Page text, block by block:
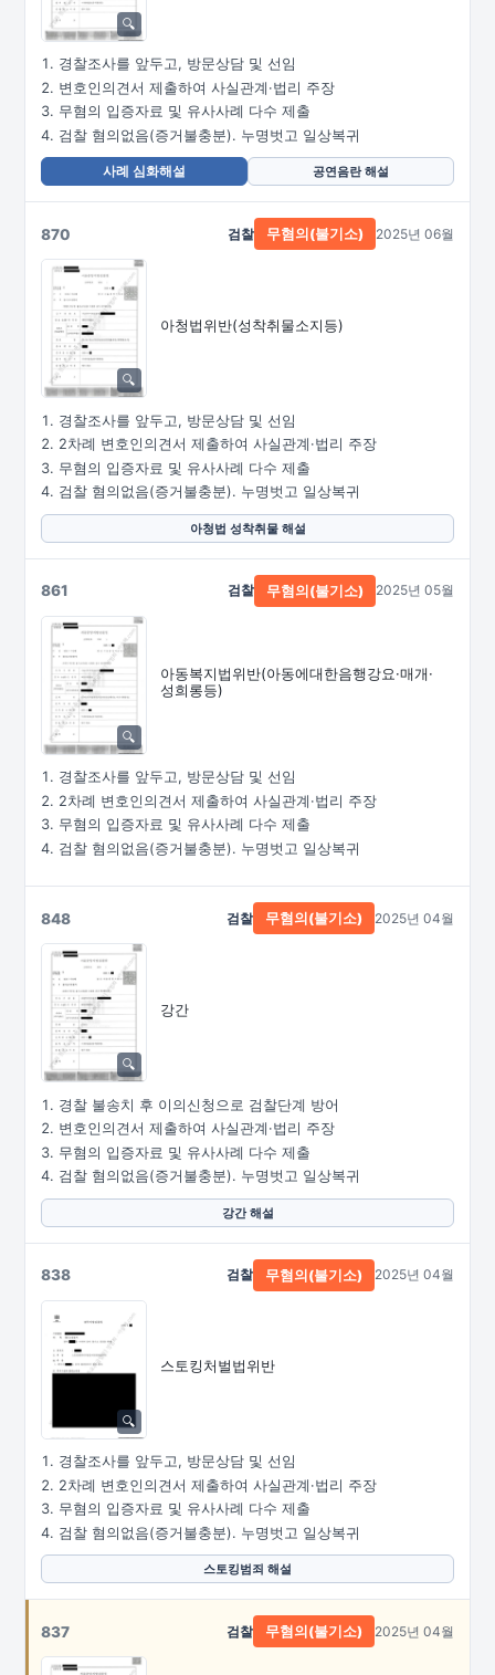
경찰조사를 앞두고, 방문상담 및 선임
변호인의견서 제출하여 사실관계·법리 주장
무혐의 입증자료 및 유사사례 다수 제출
검찰 혐의없음(증거불충분). 누명벗고 일상복귀
사례 심화해설 공연음란 해설
870
아청법위반(성착취물소지등)
검찰 무혐의(불기소) 2025년 06월
경찰조사를 앞두고, 방문상담 및 선임
2차례 변호인의견서 제출하여 사실관계·법리 주장
무혐의 입증자료 및 유사사례 다수 제출
검찰 혐의없음(증거불충분). 누명벗고 일상복귀
아청법 성착취물 해설
861
아동복지법위반(아동에대한음행강요·매개·
성희롱등)
검찰 무혐의(불기소) 2025년 05월
경찰조사를 앞두고, 방문상담 및 선임
2차례 변호인의견서 제출하여 사실관계·법리 주장
무혐의 입증자료 및 유사사례 다수 제출
검찰 혐의없음(증거불충분). 누명벗고 일상복귀
848
강간
검찰 무혐의(불기소) 2025년 04월
경찰 불송치 후 이의신청으로 검찰단계 방어
변호인의견서 제출하여 사실관계·법리 주장
무혐의 입증자료 및 유사사례 다수 제출
검찰 혐의없음(증거불충분). 누명벗고 일상복귀
강간 해설
838
스토킹처벌법위반
검찰 무혐의(불기소) 2025년 04월
경찰조사를 앞두고, 방문상담 및 선임
2차례 변호인의견서 제출하여 사실관계·법리 주장
무혐의 입증자료 및 유사사례 다수 제출
검찰 혐의없음(증거불충분). 누명벗고 일상복귀
스토킹범죄 해설
837 검찰 무혐의(불기소) 2025년 04월